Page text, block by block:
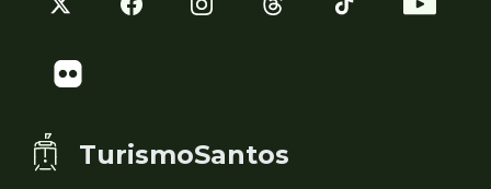
TurismoSantos